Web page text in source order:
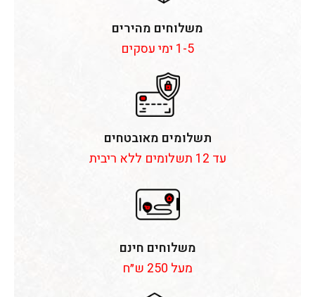
משלוחים מהירים
1-5 ימי עסקים
תשלומים מאובטחים
עד 12 תשלומים ללא ריבית
משלוחים חינם
מעל 250 ש״ח